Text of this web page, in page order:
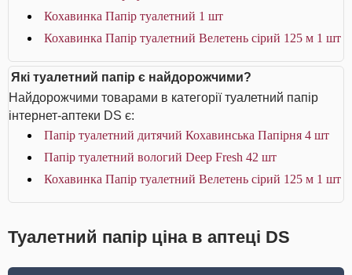
Кохавинка Папір туалетний 1 шт
Кохавинка Папір туалетний Велетень сірий 125 м 1 шт
Які туалетний папір є найдорожчими?
Найдорожчими товарами в категорії туалетний папір
інтернет-аптеки DS є:
Папір туалетний дитячий Кохавинська Папірня 4 шт
Папір туалетний вологий Deep Fresh 42 шт
Кохавинка Папір туалетний Велетень сірий 125 м 1 шт
Туалетний папір ціна в аптеці DS